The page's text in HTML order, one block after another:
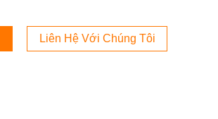
Liên Hệ Với Chúng Tôi